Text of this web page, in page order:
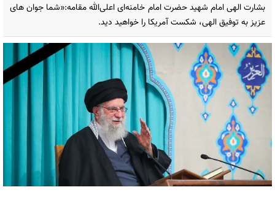
بشارت الهی امام شهید حضرت امام خامنه‌ای اعلی‌الله مقامه:«شما جوان های
عزیز به توفیق الهی، شکست آمریکا را خواهید دید.